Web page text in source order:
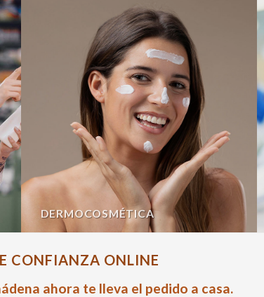
DERMOCOSMÉTICA
CONFIANZA ONLINE
ahora te lleva el pedido a casa.